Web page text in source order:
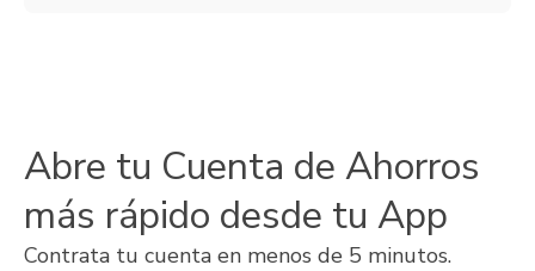
Abre tu Cuenta de Ahorros
más rápido desde tu App
Contrata tu cuenta en menos de 5 minutos.